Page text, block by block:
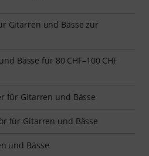
Gitarren und Bässe zur
Bässe für 80 CHF–100 CHF
für Gitarren und Bässe
für Gitarren und Bässe
und Bässe